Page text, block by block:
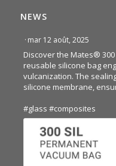
NEWS
· mar 12 août, 2025
Discover the Mates®
reusable silicone bag
vulcanization. The
silicone membrane,
#glass #composites